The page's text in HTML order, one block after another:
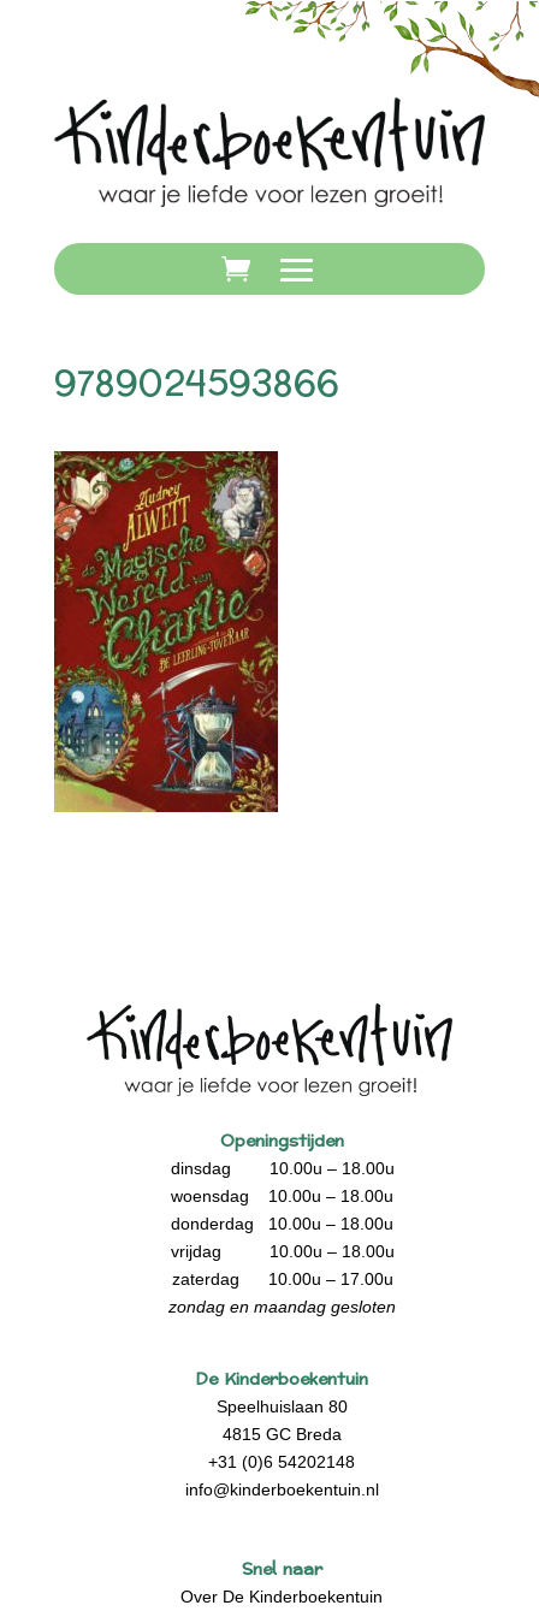
9789024593866
Openingstijden
dinsdag 10.00u – 18.00u
woensdag 10.00u – 18.00u
donderdag 10.00u – 18.00u
vrijdag 10.00u – 18.00u
zaterdag 10.00u – 17.00u
zondag en maandag gesloten
De Kinderboekentuin
Speelhuislaan 80
4815 GC Breda
+31 (0)6 54202148
info@kinderboekentuin.nl
Snel naar
Over De Kinderboekentuin